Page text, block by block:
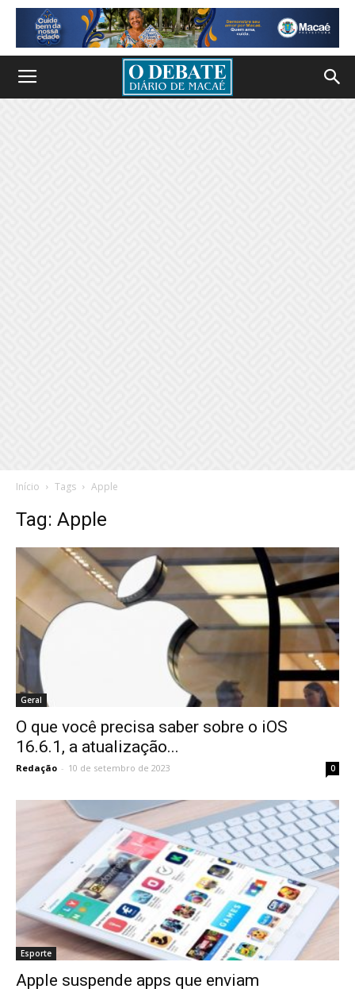
Início Tags Apple
Tag: Apple
Geral
O que você precisa saber sobre o iOS
16.6.1, a atualização...
Redação - 10 de setembro de 2023 0
Esporte
Apple suspende apps que enviam